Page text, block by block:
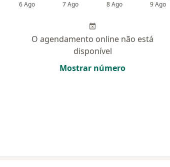
6 Ago 7 Ago 8 Ago 9 Ago
O agendamento online não está
disponível
Mostrar número